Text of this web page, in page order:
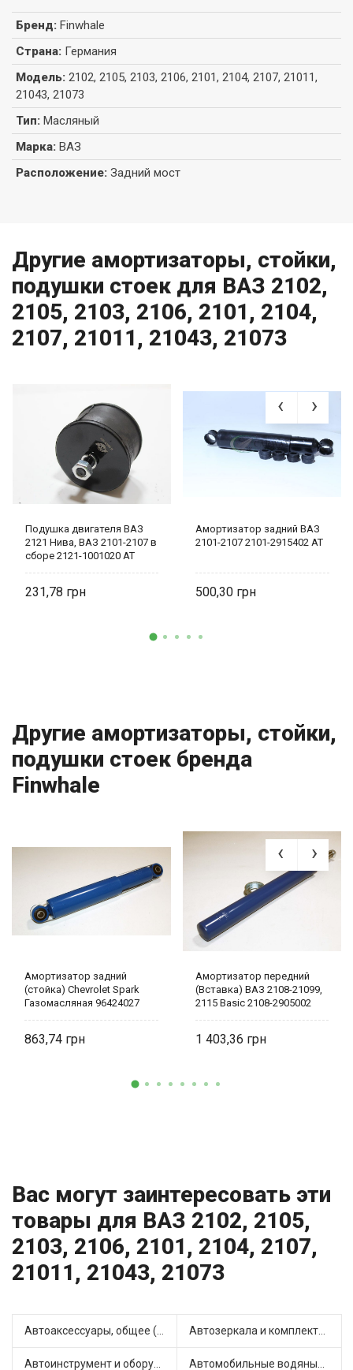
Бренд: Finwhale
Страна: Германия
Модель: 2102, 2105, 2103, 2106, 2101, 2104, 2107, 21011,
21043, 21073
Тип: Масляный
Марка: ВАЗ
Расположение: Задний мост
Другие амортизаторы, стойки,
подушки стоек для ВАЗ 2102,
2105, 2103, 2106, 2101, 2104,
2107, 21011, 21043, 21073
Подушка двигателя ВАЗ
2121 Нива, ВАЗ 2101-2107 в
сборе 2121-1001020 AT
231,78
Амортизатор задний ВАЗ
2101-2107 2101-2915402 AT
500,30
Другие амортизаторы, стойки,
подушки стоек бренда
Finwhale
Амортизатор задний
(стойка) Chevrolet Spark
Газомасляная 96424027
863,74
Амортизатор передний
(Вставка) ВАЗ 2108-21099,
2115 Basic 2108-2905002
1 403,36
Вас могут заинтересовать эти
товары для ВАЗ 2102, 2105,
2103, 2106, 2101, 2104, 2107,
21011, 21043, 21073